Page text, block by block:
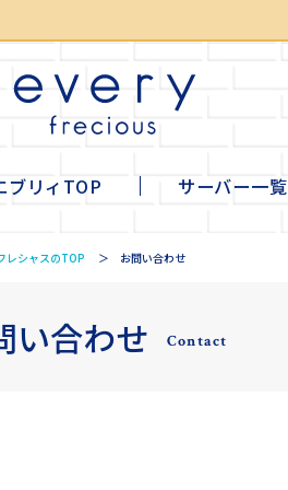
ブリィTOP サーバー一覧
lite
mini
レシャスのTOP お問い合わせ
い合わせ Contact